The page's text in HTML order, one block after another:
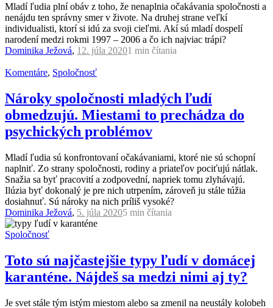
Mladí ľudia plní obáv z toho, že nenaplnia očakávania spoločnosti a
nenájdu ten správny smer v živote. Na druhej strane veľkí
individualisti, ktorí si idú za svoji cieľmi. Akí sú mladí dospelí
narodení medzi rokmi 1997 – 2006 a čo ich najviac trápi?
Dominika Ježová, 12. júla 20201 min čítania
Komentáre, Spoločnosť
Nároky spoločnosti mladých ľudí
obmedzujú. Miestami to prechádza do
psychických problémov
Mladí ľudia sú konfrontovaní očakávaniami, ktoré nie sú schopní
naplniť. Zo strany spoločnosti, rodiny a priateľov pociťujú nátlak.
Snažia sa byť pracovití a zodpovední, napriek tomu zlyhávajú.
Ilúzia byť dokonalý je pre nich utrpením, zároveň ju stále túžia
dosiahnuť. Sú nároky na nich príliš vysoké?
Dominika Ježová, 5. júla 20205 min čítania
Spoločnosť
Toto sú najčastejšie typy ľudí v domácej
karanténe. Nájdeš sa medzi nimi aj ty?
Je svet stále tým istým miestom alebo sa zmenil na neustály kolobeh